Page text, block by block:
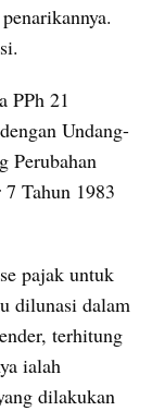
PPh 21
Undang-
Perubahan
Tahun 1983
pajak untuk
dilunasi dalam
terhitung
ialah
dilakukan